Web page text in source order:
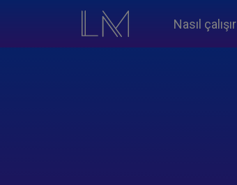
Nasıl çalışır